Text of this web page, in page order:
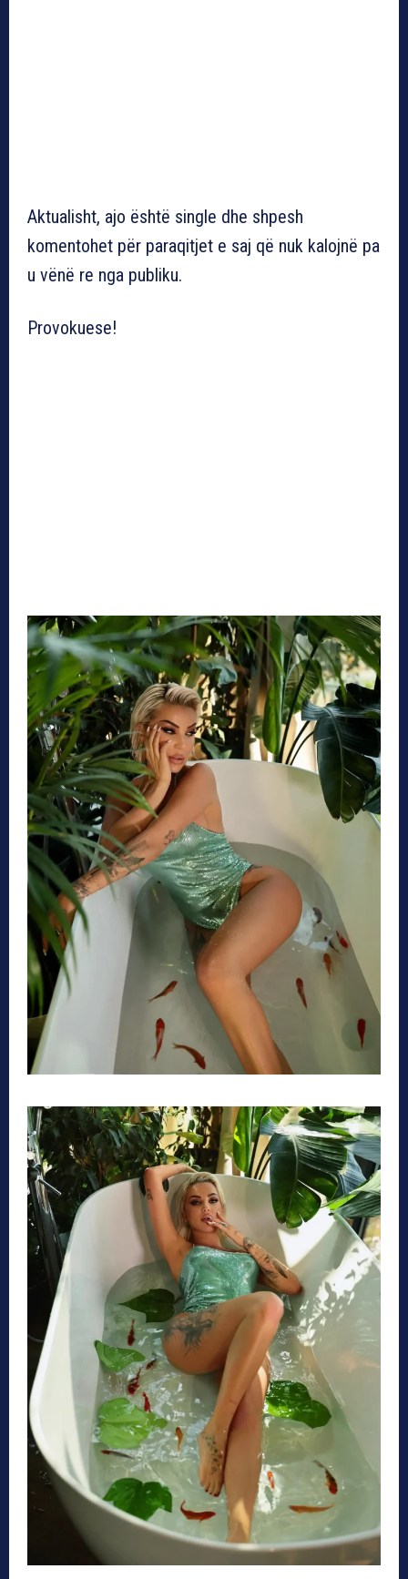
Aktualisht, ajo është single dhe shpesh
komentohet për paraqitjet e saj që nuk kalojnë pa
u vënë re nga publiku.
Provokuese!